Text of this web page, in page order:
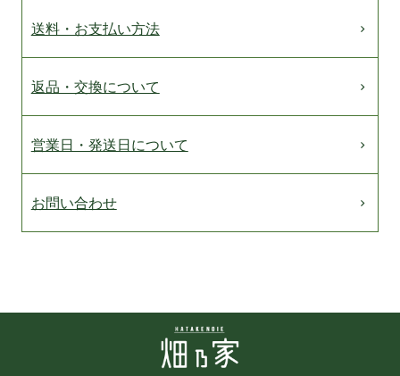
送料・お支払い方法
返品・交換について
営業日・発送日について
お問い合わせ